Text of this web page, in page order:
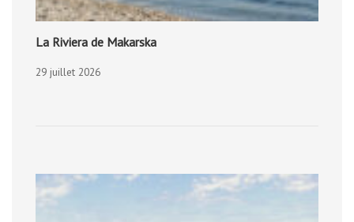
La Riviera de Makarska
29 juillet 2026